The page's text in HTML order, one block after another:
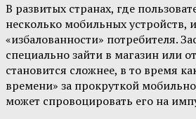
В развитых странах, где
несколько мобильных устройств,
«избалованности» потребителя.
специально зайти в магазин или
становится сложнее, в то время
времени» за прокруткой
может спровоцировать его на